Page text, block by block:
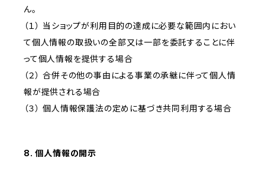
ん。
（１） 当ショップが利用目的の達成に必要な範囲内におい
て個人情報の取扱いの全部又は一部を委託することに伴
って個人情報を提供する場合
（２） 合併その他の事由による事業の承継に伴って個人情
報が提供される場合
（３） 個人情報保護法の定めに基づき共同利用する場合
8. 個人情報の開示